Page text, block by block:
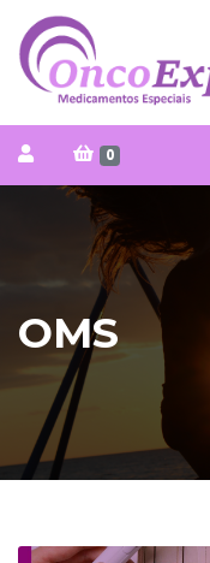
0
OMS